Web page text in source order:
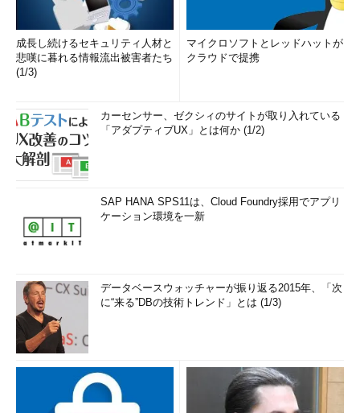
成長し続けるセキュリティ人材と
悲嘆に暮れる情報流出被害者たち
(1/3)
マイクロソフトとレッドハットが
クラウドで提携
カーセンサー、ゼクシィのサイトが取り入れている
「アダプティブUX」とは何か (1/2)
SAP HANA SPS11は、Cloud Foundry採用でアプリ
ケーション環境を一新
データベースウォッチャーが振り返る2015年、「次
に“来る”DBの技術トレンド」とは (1/3)